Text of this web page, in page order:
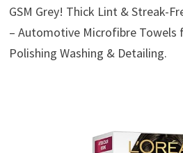
GSM Grey! Thick Lint & Streak-
– Automotive Microfibre Towels
Polishing Washing & Detailing.